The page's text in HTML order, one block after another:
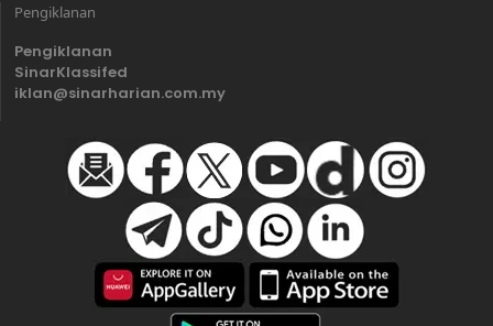
Pengiklanan
Pengiklanan
SinarKlassifed
iklan@sinarharian.com.my